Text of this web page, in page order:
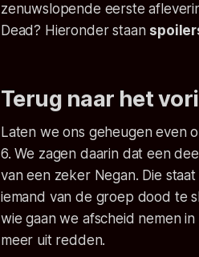
zenuwslopende eerste
Dead? Hieronder staan
Terug naar het
Laten we ons geheugen even
6. We zagen daarin dat een
van een zeker Negan. Die
iemand van de groep dood te
wie gaan we afscheid nemen
meer uit redden.